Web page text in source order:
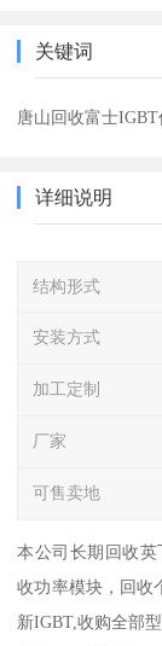
关键词
唐山回收富士IGBT
详细说明
结构形式
安装方式
加工定制
厂家
可售卖地
本公司长期回收
收功率模块，回收
新IGBT,收购全部